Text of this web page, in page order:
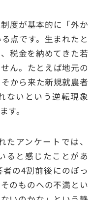
度が基本的に「外か
点です。生まれたと
税金を納めてきた若
ん。たとえば地元の
から来た新規就農者
ないという逆転現象
す。
アンケートでは、
ると感じたことがあ
の4割前後にのぼっ
のものへの不満とい